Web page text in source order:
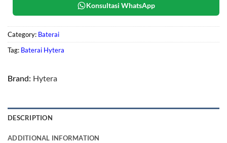
Konsultasi WhatsApp
Category: Baterai
Tag: Baterai Hytera
Brand: Hytera
DESCRIPTION
ADDITIONAL INFORMATION